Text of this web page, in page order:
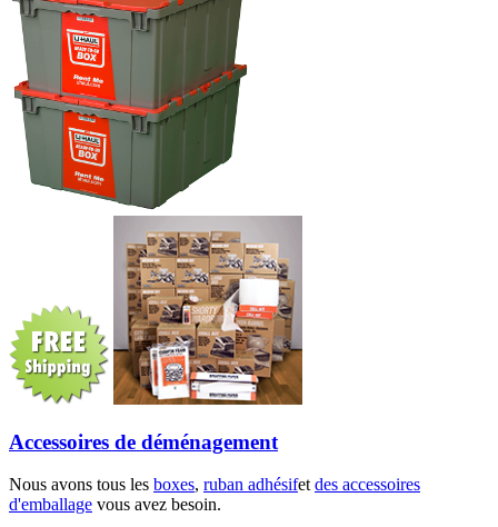
Accessoires de déménagement
Nous avons tous les boxes, ruban adhésifet des accessoires
d'emballage vous avez besoin.